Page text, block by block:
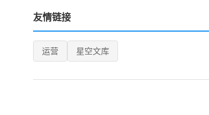
友情链接
运营 星空文库